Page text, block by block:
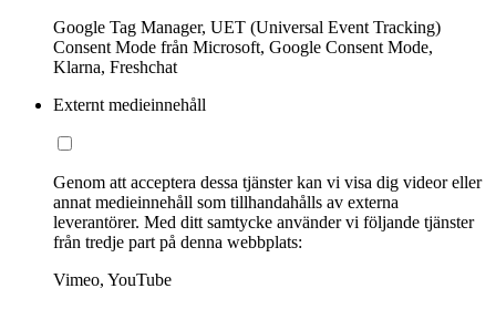
Google Tag Manager, UET (Universal Event Tracking)
Consent Mode från Microsoft, Google Consent Mode,
Klarna, Freshchat
Externt medieinnehåll
Genom att acceptera dessa tjänster kan vi visa dig videor eller
annat medieinnehåll som tillhandahålls av externa
leverantörer. Med ditt samtycke använder vi följande tjänster
från tredje part på denna webbplats:
Vimeo, YouTube